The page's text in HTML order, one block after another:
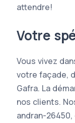
attendre!
Votre
Vous vivez
votre façade,
Gafra. La
nos clients.
andran-